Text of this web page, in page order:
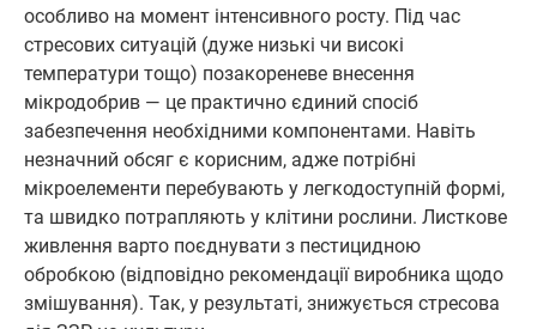
особливо на момент інтенсивного росту. Під час
стресових ситуацій (дуже низькі чи високі
температури тощо) позакореневе внесення
мікродобрив — це практично єдиний спосіб
забезпечення необхідними компонентами. Навіть
незначний обсяг є корисним, адже потрібні
мікроелементи перебувають у легкодоступній формі,
та швидко потрапляють у клітини рослини. Листкове
живлення варто поєднувати з пестицидною
обробкою (відповідно рекомендації виробника щодо
змішування). Так, у результаті, знижується стресова